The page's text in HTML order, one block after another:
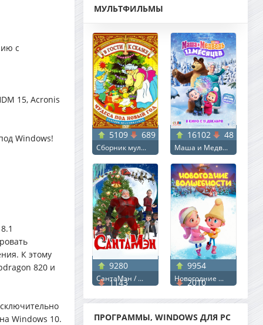
с
15, Acronis
Windows!
К этому
820 и
Windows 10.
МУЛЬТФИЛЬМЫ
5109 689
Сборник мул...
16102 48
Маша и Медв...
9280
1143
СантаМэн / ...
9954
2010
Новогодние ...
ПРОГРАММЫ, WINDOWS ДЛЯ PC